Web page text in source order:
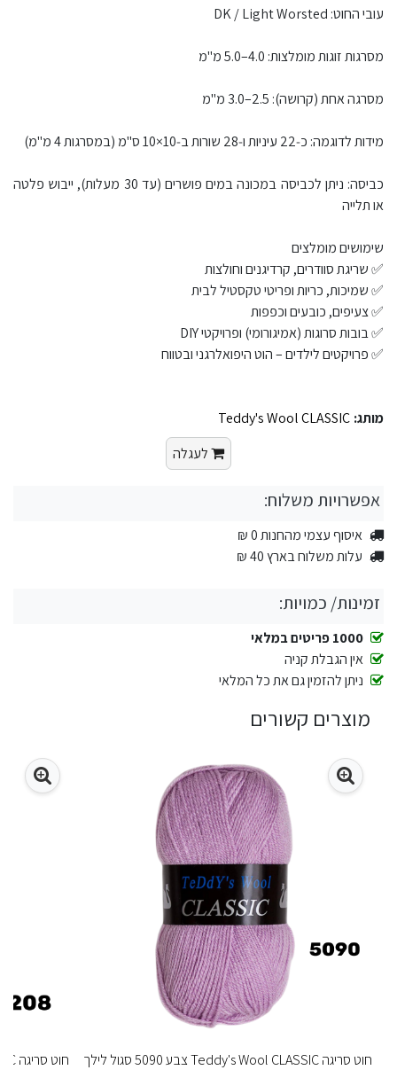
עובי החוט: DK / Light Worsted
מסרגות זוגות מומלצות: 4.0–5.0 מ"מ
מסרגה אחת (קרושה): 2.5–3.0 מ"מ
מידות לדוגמה: כ‑22 עיניות ו‑28 שורות ב‑10×10 ס"מ (במסרגות 4 מ"מ)
כביסה: ניתן לכביסה במכונה במים פושרים (עד 30 מעלות), ייבוש פלטה
או תלייה
שימושים מומלצים
✅ שריגת סוודרים, קרדיגנים וחולצות
✅ שמיכות, כריות ופריטי טקסטיל לבית
✅ צעיפים, כובעים וכפפות
✅ בובות סרוגות (אמיגורומי) ופרויקטי DIY
✅ פרויקטים לילדים – הוט היפואלרגני ובטווח
מותג: Teddy's Wool CLASSIC
לעגלה
אפשרויות משלוח:
איסוף עצמי מהחנות 0 ₪
עלות משלוח בארץ 40 ₪
זמינות/ כמויות:
1000 פריטים במלאי
אין הגבלת קניה
ניתן להזמין גם את כל המלאי
מוצרים קשורים
חוט סריגה Teddy's Wool CLASSIC צבע 5090 סגול לילך